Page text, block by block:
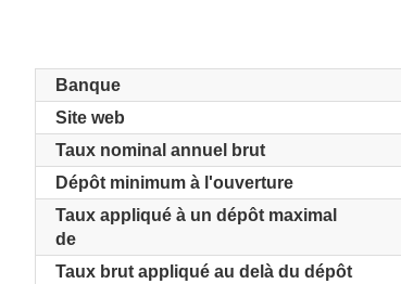
Banque
Site web
Taux nominal annuel brut
Dépôt minimum à l'ouverture
Taux appliqué à un dépôt maximal
de
Taux brut appliqué au delà du dépôt